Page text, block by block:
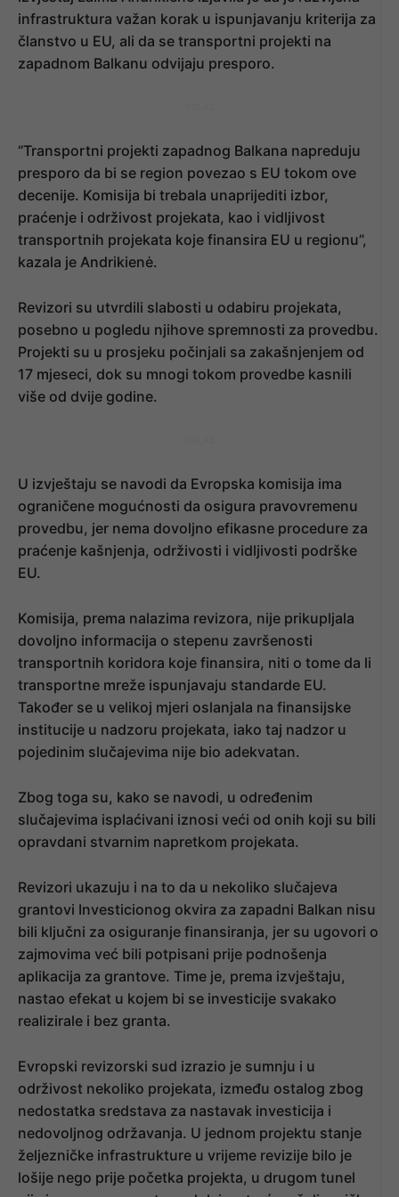
infrastruktura važan korak u ispunjavanju kriterija za
članstvo u EU, ali da se transportni projekti na
zapadnom Balkanu odvijaju presporo.
“Transportni projekti zapadnog Balkana napreduju
presporo da bi se region povezao s EU tokom ove
decenije. Komisija bi trebala unaprijediti izbor,
praćenje i održivost projekata, kao i vidljivost
transportnih projekata koje finansira EU u regionu”,
kazala je Andrikienė.
Revizori su utvrdili slabosti u odabiru projekata,
posebno u pogledu njihove spremnosti za provedbu.
Projekti su u prosjeku počinjali sa zakašnjenjem od
17 mjeseci, dok su mnogi tokom provedbe kasnili
više od dvije godine.
U izvještaju se navodi da Evropska komisija ima
ograničene mogućnosti da osigura pravovremenu
provedbu, jer nema dovoljno efikasne procedure za
praćenje kašnjenja, održivosti i vidljivosti podrške
EU.
Komisija, prema nalazima revizora, nije prikupljala
dovoljno informacija o stepenu završenosti
transportnih koridora koje finansira, niti o tome da li
transportne mreže ispunjavaju standarde EU.
Također se u velikoj mjeri oslanjala na finansijske
institucije u nadzoru projekata, iako taj nadzor u
pojedinim slučajevima nije bio adekvatan.
Zbog toga su, kako se navodi, u određenim
slučajevima isplaćivani iznosi veći od onih koji su bili
opravdani stvarnim napretkom projekata.
Revizori ukazuju i na to da u nekoliko slučajeva
grantovi Investicionog okvira za zapadni Balkan nisu
bili ključni za osiguranje finansiranja, jer su ugovori o
zajmovima već bili potpisani prije podnošenja
aplikacija za grantove. Time je, prema izvještaju,
nastao efekat u kojem bi se investicije svakako
realizirale i bez granta.
Evropski revizorski sud izrazio je sumnju i u
održivost nekoliko projekata, između ostalog zbog
nedostatka sredstava za nastavak investicija i
nedovoljnog održavanja. U jednom projektu stanje
željezničke infrastrukture u vrijeme revizije bilo je
lošije nego prije početka projekta, u drugom tunel